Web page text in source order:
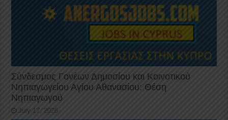
Σύνδεσμος Γονέων Δημοσίου και Κοινοτικού
Νηπιαγωγείου Αγίου Αθανασίου: Θέση
Νηπιαγωγού
July 17, 2026